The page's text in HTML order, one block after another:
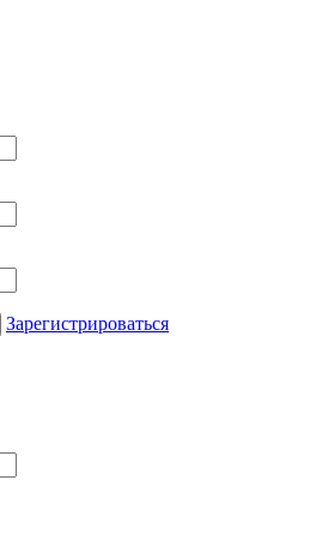
Зарегистрироваться